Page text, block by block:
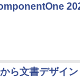
ら文書デザイ